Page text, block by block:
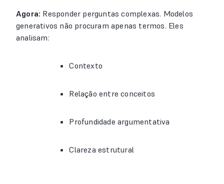
Agora: Responder perguntas complexas. Modelos
generativos não procuram apenas termos. Eles
analisam:
Contexto
Relação entre conceitos
Profundidade argumentativa
Clareza estrutural